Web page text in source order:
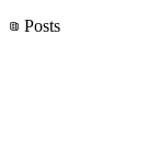
Posts